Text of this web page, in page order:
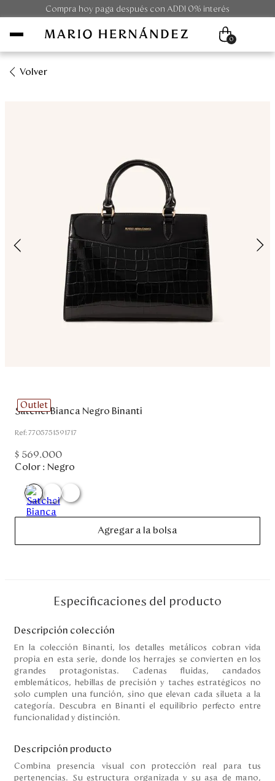
Compra hoy paga después con ADDI 0% interés
Colecciones
Outlet
Colombia
Panamá
USA
Venezuela
0
Volver
Outlet
Satchel Bianca Negro Binanti
:7705751591717
$ 569.000
Color : Negro
Agregar a la bolsa
Especificaciones del producto
Descripción colección
En la colección Binanti, los detalles metálicos cobran vida
propia en esta serie, donde los herrajes se convierten en los
grandes protagonistas. Cadenas fluidas, candados
emblemáticos, hebillas de precisión y taches estratégicos no
solo cumplen una función, sino que elevan cada silueta a la
categoría. Descubra en Binanti el equilibrio perfecto entre
funcionalidad y distinción.
Descripción producto
Combina presencia visual con protección real para tus
pertenencias. Su estructura organizada y su asa de mano,